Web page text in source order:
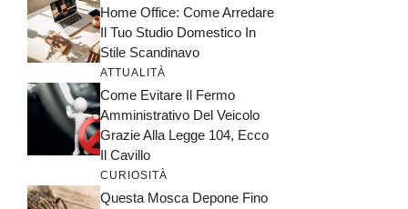
Home Office: Come Arredare
Il Tuo Studio Domestico In
Stile Scandinavo
ATTUALITÀ
Come Evitare Il Fermo
Amministrativo Del Veicolo
Grazie Alla Legge 104, Ecco
Il Cavillo
CURIOSITÀ
Questa Mosca Depone Fino